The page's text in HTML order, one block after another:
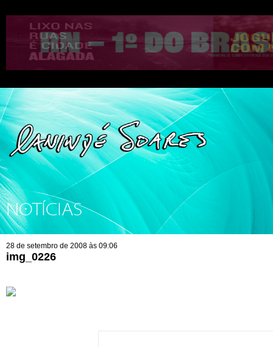
NOTÍCIAS
28 de setembro de 2008 às 09:06
img_0226